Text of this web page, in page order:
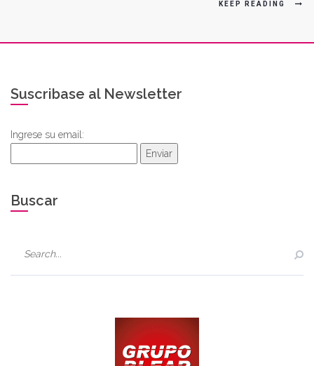
KEEP READING
Suscribase al Newsletter
Ingrese su email:
Enviar
Buscar